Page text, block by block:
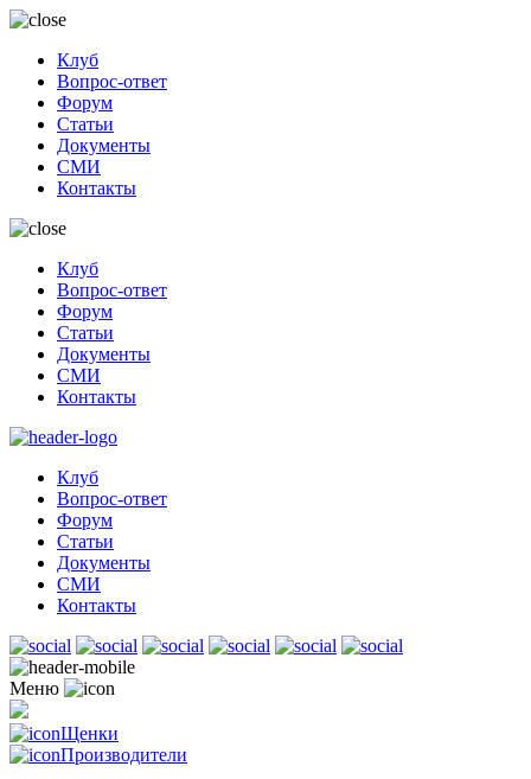
Клуб
Вопрос-ответ
Форум
Статьи
Документы
СМИ
Контакты
Клуб
Вопрос-ответ
Форум
Статьи
Документы
СМИ
Контакты
Клуб
Вопрос-ответ
Форум
Статьи
Документы
СМИ
Контакты
Меню
Щенки
Производители